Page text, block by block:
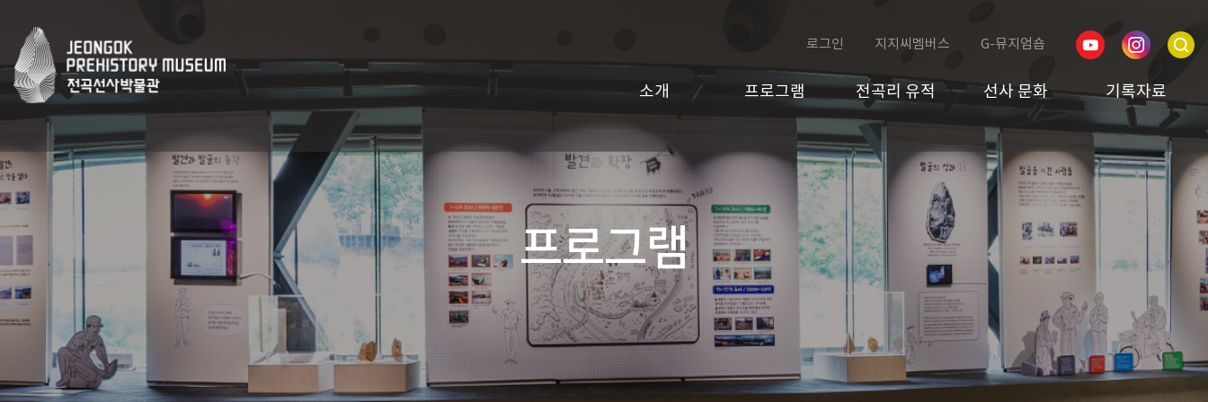
로그인 지지씨멤버스 G-뮤지엄숍
소개 프로그램 전곡리 유적 선사 문화 기록자료
프로그램